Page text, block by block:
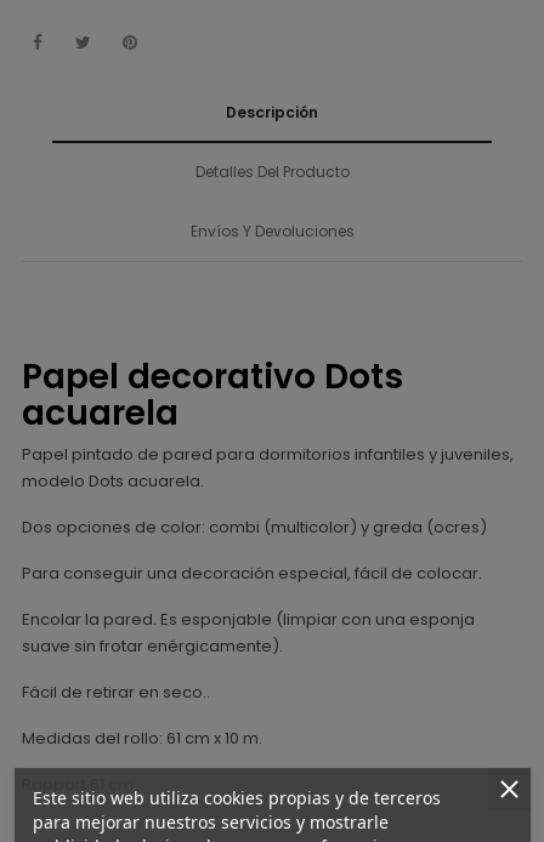
Descripción
Detalles Del Producto
Envíos Y Devoluciones
Papel decorativo Dots
acuarela
Papel pintado de pared para dormitorios infantiles y juveniles,
modelo Dots acuarela.
Dos opciones de color: combi (multicolor) y greda (ocres)
Para conseguir una decoración especial, fácil de colocar.
Encolar la pared. Es esponjable (limpiar con una esponja
suave sin frotar enérgicamente).
Fácil de retirar en seco..
Medidas del rollo: 61 cm x 10 m.
Este sitio web utiliza cookies propias y de terceros
para mejorar nuestros servicios y mostrarle